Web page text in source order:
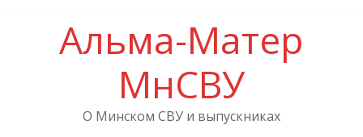
Альма-Матер
МнСВУ
О Минском СВУ и выпускниках